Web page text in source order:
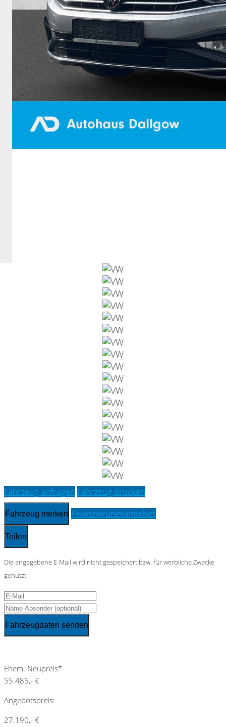
Fahrzeug anfragen Fahrzeug drucken
Fahrzeug merken Finanzierungsangebot
Teilen
Die angegebene E-Mail wird nicht gespeichert bzw. für werbliche Zwecke
genutzt
Fahrzeugdaten senden
Ehem. Neupreis*
55.485,- €
Angebotspreis:
27.190,- €